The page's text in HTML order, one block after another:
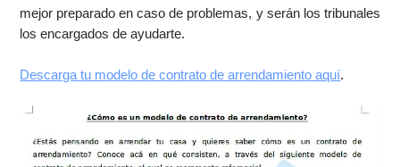
mejor preparado en caso de problemas, y serán los tribunales
los encargados de ayudarte.
Descarga tu modelo de contrato de arrendamiento aquí.